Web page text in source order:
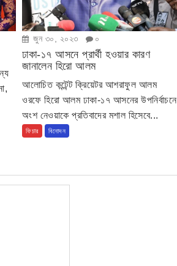
জুন ৩০, ২০২৩ ০
ঢাকা-১৭ আসনে প্রার্থী হওয়ার কারণ
জানালেন হিরো আলম
আলোচিত কন্টেন্ট ক্রিয়েটর আশরাফুল আলম
ওরফে হিরো আলম ঢাকা-১৭ আসনের উপনির্বাচনে
অংশ নেওয়াকে প্রতিবাদের মশাল হিসেবে...
ফিচার বিনোদন